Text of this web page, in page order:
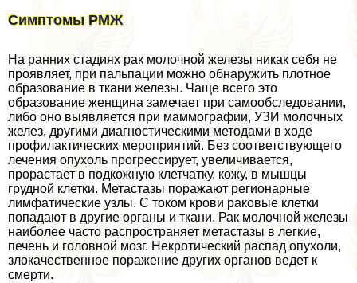
Симптомы РМЖ
На ранних стадиях paк молочной железы никак себя не
проявляет, при пальпации можно обнаружить плотное
образование в ткани железы. Чаще всего это
образование женщина замечает при самообследовании,
либо оно выявляется при маммографии, УЗИ молочных
желез, другими диагностическими методами в ходе
профилактических мероприятий. Без соответствующего
лечения опухоль прогрессирует, увеличивается,
прорастает в подкожную клетчатку, кожу, в мышцы
грудной клетки. Метастазы поражают регионарные
лимфатические узлы. С током крови paковые клетки
попадают в другие органы и ткани. Рак молочной железы
наиболее часто распространяет метастазы в легкие,
печень и головной мозг. Некротический распад опухоли,
злокачественное поражение других органов ведет к
cмepти.